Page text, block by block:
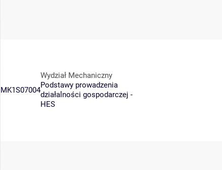
MK1S07004
Wydział Mechaniczny
Podstawy prowadzenia
działalności gospodarczej -
HES